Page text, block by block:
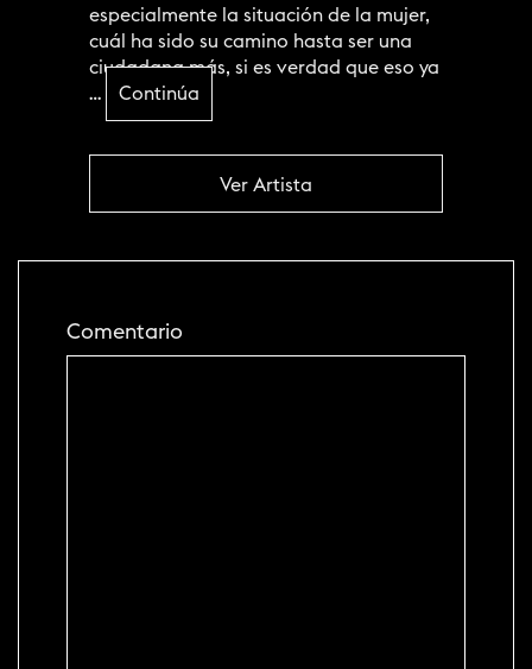
especialmente la situación de la mujer,
cuál ha sido su camino hasta ser una
ciudadana más, si es verdad que eso ya
…
Continúa
Ver Artista
Comentario